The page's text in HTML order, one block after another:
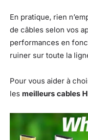
En pratique, rien
de câbles selon vos
performances en
ruiner sur toute la
Pour vous aider à
les meilleurs cables